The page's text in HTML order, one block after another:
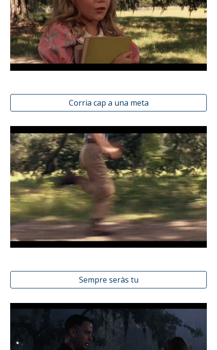
Corria cap a una meta
Sempre seràs tu